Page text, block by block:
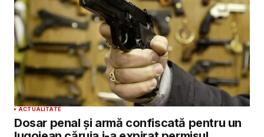
ACTUALITATE
Dosar penal și armă confiscată pentru un